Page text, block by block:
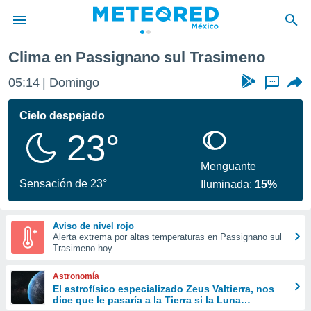
de
ha sido
calidad.
a este
las
y
forma
digital
basada
Clima en Passignano sul Trasimeno
05:14 Domingo ...
Cielo despejado
23°
Sensación de 23°
Menguante
Iluminada: 15%
Aviso de nivel rojo
Alerta extrema por altas temperaturas en Passignano sul
Trasimeno hoy
Astronomía
El astrofísico especializado Zeus Valtierra, nos
dice que le pasaría a la Tierra si la Luna